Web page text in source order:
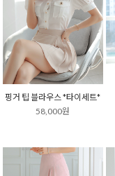
핑거 팁 블라우스 *타이세트*
58,000원